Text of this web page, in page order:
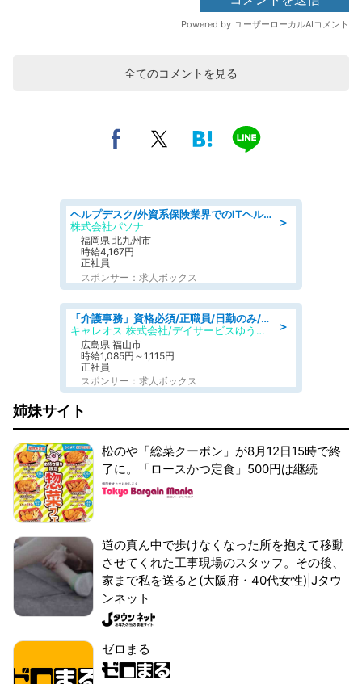
全てのコメントを見る
＞
ヘルプデスク/外資系保険業界でのITヘルプデスク業務/駅近/即日勤務可/ヘルプデスク
株式会社パソナ
福岡県 北九州市
時給4,167円
正社員
スポンサー：求人ボックス
＞
「介護事務」資格必須/正職員/日勤のみ/デイサービス
キャレオス 株式会社/デイサービスゆうゆう南本庄
広島県 福山市
時給1,085円～1,115円
正社員
スポンサー：求人ボックス
姉妹サイト
松のや「総菜クーポン」が8月12日15時で終
了に。「ロースかつ定食」500円は継続
道の真ん中で歩けなくなった所を抱えて移動
させてくれた工事現場のスタッフ。その後、
家まで私を送ると(大阪府・40代女性)|Jタウ
ンネット
ゼロまる